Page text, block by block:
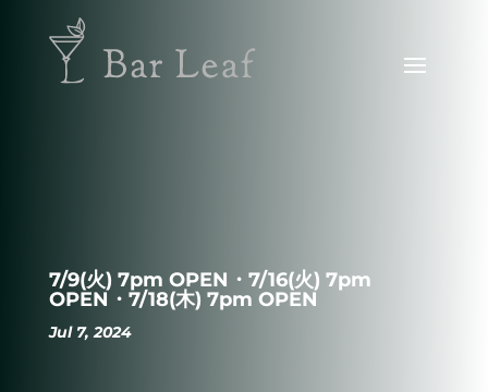
7/9(火) 7pm OPEN・7/16(火) 7pm
OPEN・7/18(木) 7pm OPEN
Jul 7, 2024